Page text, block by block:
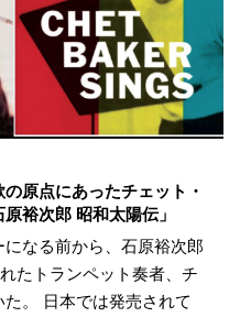
原点にあったチェット・
裕次郎 昭和太陽伝」
なる前から、石原裕次郎
たトランペット奏者、チ
。 日本では発売されて